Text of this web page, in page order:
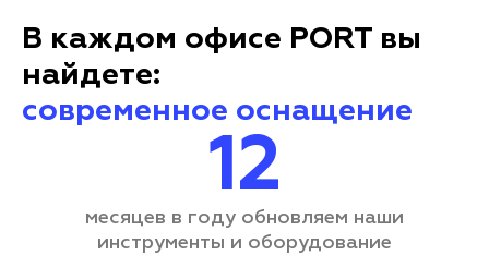
В каждом офисе PORT вы
найдете:
современное оснащение
12
месяцев в году обновляем наши
инструменты и оборудование